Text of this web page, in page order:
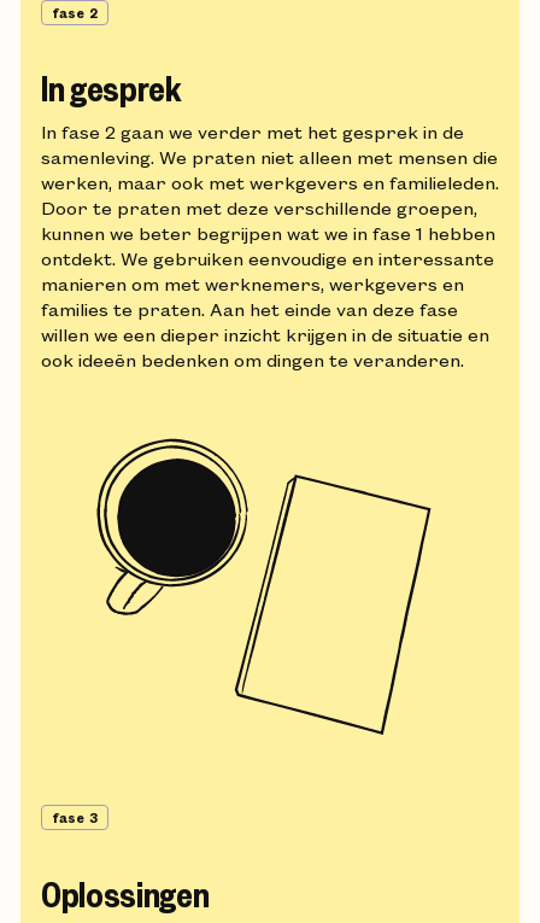
fase 2
In gesprek
In fase 2 gaan we verder met het gesprek in de
samenleving. We praten niet alleen met mensen die
werken, maar ook met werkgevers en familieleden.
Door te praten met deze verschillende groepen,
kunnen we beter begrijpen wat we in fase 1 hebben
ontdekt. We gebruiken eenvoudige en interessante
manieren om met werknemers, werkgevers en
families te praten. Aan het einde van deze fase
willen we een dieper inzicht krijgen in de situatie en
ook ideeën bedenken om dingen te veranderen.
fase 3
Oplossingen